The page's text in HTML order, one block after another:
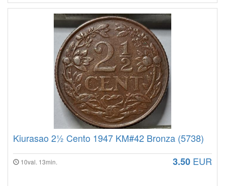
Kiurasao 2½ Cento 1947 KM#42 Bronza (5738)
10val. 13min. 3.50 EUR